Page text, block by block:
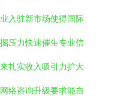
入驻新市场使得国际
压力快速催生专业信
扎实收入吸引力扩大
络咨询升级要求能自